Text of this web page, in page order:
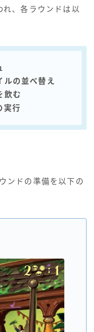
、各ラウンドは以
ルの並べ替え
飲む
実行
ンドの準備を以下の